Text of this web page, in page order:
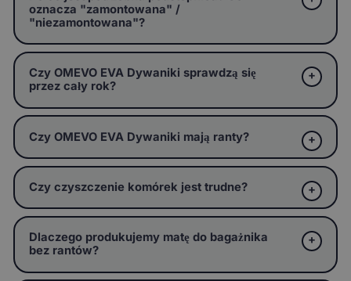
oznacza "zamontowana" /
"niezamontowana"?
Czy OMEVO EVA Dywaniki sprawdzą się
przez cały rok?
Czy OMEVO EVA Dywaniki mają ranty?
Czy czyszczenie komórek jest trudne?
Dlaczego produkujemy matę do bagażnika
bez rantów?